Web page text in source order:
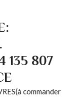
135 807
commander